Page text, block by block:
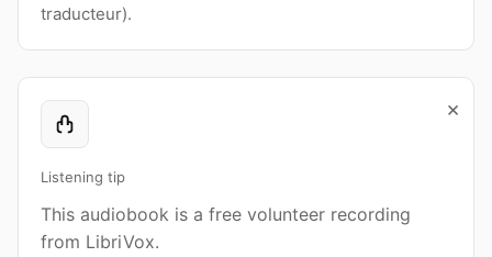
traducteur).
×
Listening tip
This audiobook is a free volunteer recording
from LibriVox.